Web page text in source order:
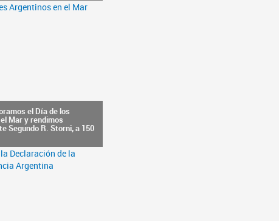
el Día de los
Mar y rendimos
Segundo R. Storni, a 150